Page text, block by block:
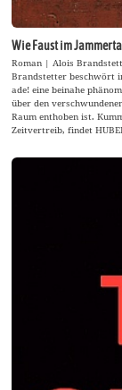
Wie Faust im
Roman | Alois
Brandstetter beschwört
ade! eine beinahe
über den
Raum enthoben ist.
Zeitvertreib, findet